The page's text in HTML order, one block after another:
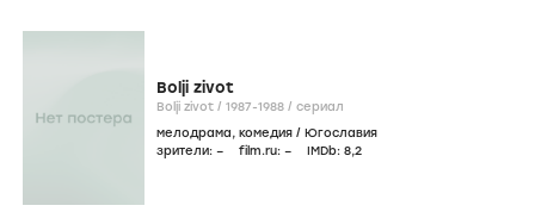
Bolji zivot
Bolji zivot / 1987-1988 / сериал
мелодрама, комедия / Югославия
зрители: – film.ru: – IMDb: 8,2